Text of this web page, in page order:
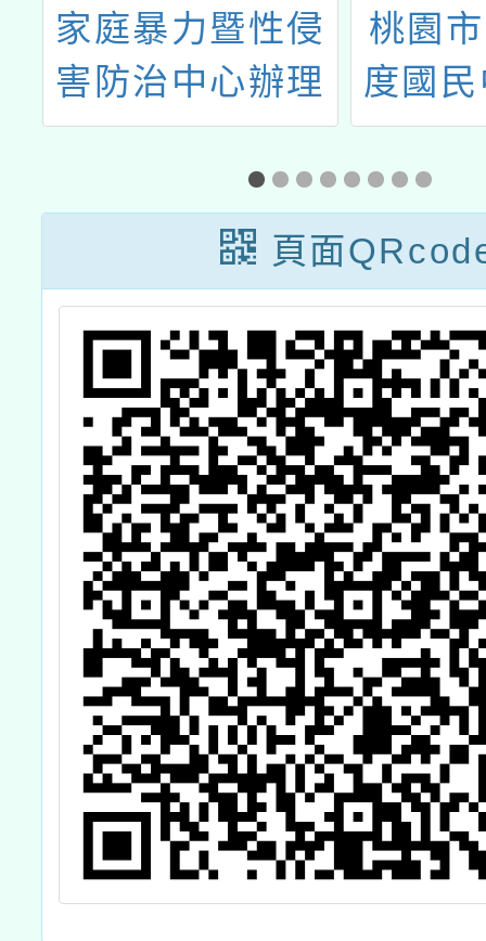
家庭暴力暨性侵
害防治中心辦理
114年度「數位
性別暴力宣導種
子」培力訓練
桃園
度國
住民
援老
頁面